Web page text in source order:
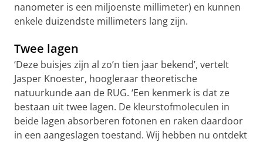
nanometer is een miljoenste millimeter) en kunnen
enkele duizendste millimeters lang zijn.
Twee lagen
‘Deze buisjes zijn al zo’n tien jaar bekend’, vertelt
Jasper Knoester, hoogleraar theoretische
natuurkunde aan de RUG. ‘Een kenmerk is dat ze
bestaan uit twee lagen. De kleurstofmoleculen in
beide lagen absorberen fotonen en raken daardoor
in een aangeslagen toestand. Wij hebben nu ontdekt